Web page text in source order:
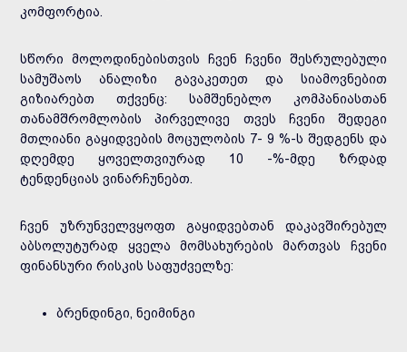
კომფორტია.
სწორი მოლოდინებისთვის ჩვენ ჩვენი შესრულებული
სამუშაოს ანალიზი გავაკეთეთ და სიამოვნებით
გიზიარებთ თქვენც: სამშენებლო კომპანიასთან
თანამშრომლობის პირველივე თვეს ჩვენი შედეგი
მთლიანი გაყიდვების მოცულობის 7- 9 %-ს შედგენს და
დღემდე ყოველთვიურად 10 -%-მდე ზრდად
ტენდენციას ვინარჩუნებთ.
ჩვენ უზრუნველვყოფთ გაყიდვებთან დაკავშირებულ
აბსოლუტურად ყველა მომსახურების მართვას ჩვენი
ფინანსური რისკის საფუძველზე:
ბრენდინგი, ნეიმინგი